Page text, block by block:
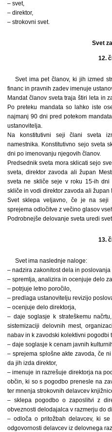
– svet,
– direktor,
– strokovni svet.
Svet
12.
Svet ima pet članov, ki jih izmed
financ in pravnih zadev imenuje
Mandat članov sveta traja štiri leta in
Po preteku mandata so lahko iste
najmanj 90 dni pred potekom
ustanovitelja.
Na konstitutivni seji člani sveta
namestnika. Konstitutivno sejo sveta
dni po imenovanju njegovih članov.
Predsednik sveta mora sklicati sejo
sveta, direktor zavoda ali župan
sveta ne skliče seje v roku 15-ih
skliče in vodi direktor zavoda ali župan
Svet sklepa veljavno, če je na seji
sprejema odločitve z večino glasov
Podrobnejše delovanje sveta uredi
13.
Svet ima naslednje naloge:
– nadzira zakonitost dela in poslovanja
– spremlja, analizira in ocenjuje delo
– potrjuje letno poročilo,
– predlaga ustanovitelju revizijo
– ocenjuje delo direktorja,
– daje soglasje k strateškemu
sistemizaciji delovnih mest,
nabav in k zavodski kolektivni pogodbi
– daje soglasje k cenam javnih
– sprejema splošne akte zavoda, če
da jih izda direktor,
– imenuje in razrešuje direktorja na
občin, ki so s pogodbo prenesle na
ter mnenja strokovnih delavcev
– sklepa pogodbo o zaposlitvi z
obveznosti delodajalca v razmerju do
– odloča o pritožbah delavcev, ki
odgovornosti delavcev iz delovnega